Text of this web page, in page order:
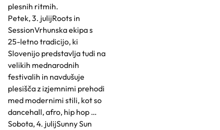
plesnih ritmih.
Petek, 3. julijRoots in
SessionVrhunska ekipa s
25-letno tradicijo, ki
Slovenijo predstavlja tudi na
velikih mednarodnih
festivalih in navdušuje
plesišča z izjemnimi prehodi
med modernimi stili, kot so
dancehall, afro, hip hop …
Sobota, 4. julijSunny Sun